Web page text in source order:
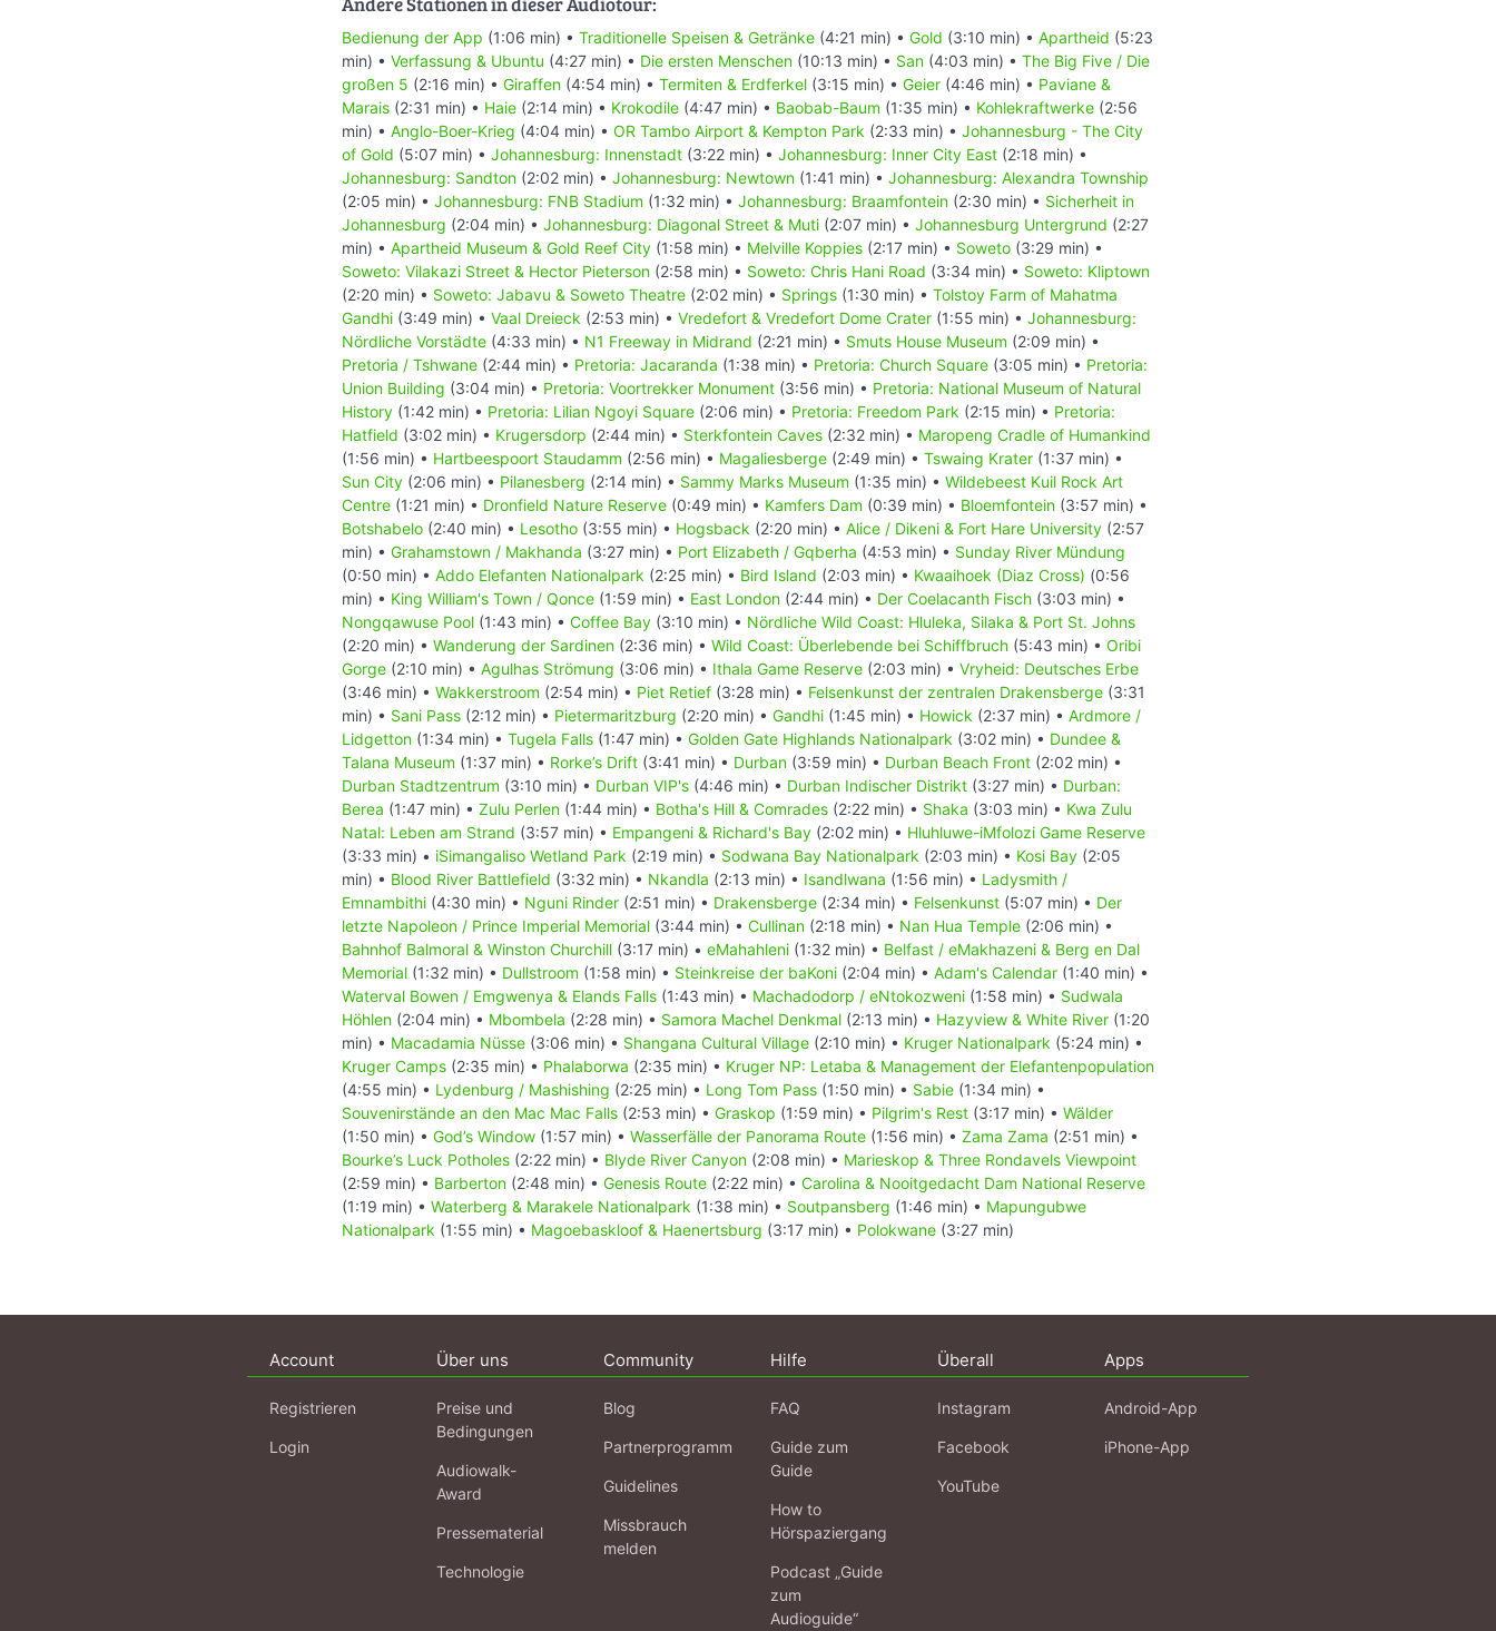
Bedienung der App (1:06 min) • Traditionelle Speisen & Getränke (4:21 min) • Gold (3:10 min) • Apartheid (5:23
min) • Verfassung & Ubuntu (4:27 min) • Die ersten Menschen (10:13 min) • San (4:03 min) • The Big Five / Die
großen 5 (2:16 min) • Giraffen (4:54 min) • Termiten & Erdferkel (3:15 min) • Geier (4:46 min) • Paviane &
Marais (2:31 min) • Haie (2:14 min) • Krokodile (4:47 min) • Baobab-Baum (1:35 min) • Kohlekraftwerke (2:56
min) • Anglo-Boer-Krieg (4:04 min) • OR Tambo Airport & Kempton Park (2:33 min) • Johannesburg - The City
of Gold (5:07 min) • Johannesburg: Innenstadt (3:22 min) • Johannesburg: Inner City East (2:18 min) •
Johannesburg: Sandton (2:02 min) • Johannesburg: Newtown (1:41 min) • Johannesburg: Alexandra Township
(2:05 min) • Johannesburg: FNB Stadium (1:32 min) • Johannesburg: Braamfontein (2:30 min) • Sicherheit in
Johannesburg (2:04 min) • Johannesburg: Diagonal Street & Muti (2:07 min) • Johannesburg Untergrund (2:27
min) • Apartheid Museum & Gold Reef City (1:58 min) • Melville Koppies (2:17 min) • Soweto (3:29 min) •
Soweto: Vilakazi Street & Hector Pieterson (2:58 min) • Soweto: Chris Hani Road (3:34 min) • Soweto: Kliptown
(2:20 min) • Soweto: Jabavu & Soweto Theatre (2:02 min) • Springs (1:30 min) • Tolstoy Farm of Mahatma
Gandhi (3:49 min) • Vaal Dreieck (2:53 min) • Vredefort & Vredefort Dome Crater (1:55 min) • Johannesburg:
Nördliche Vorstädte (4:33 min) • N1 Freeway in Midrand (2:21 min) • Smuts House Museum (2:09 min) •
Pretoria / Tshwane (2:44 min) • Pretoria: Jacaranda (1:38 min) • Pretoria: Church Square (3:05 min) • Pretoria:
Union Building (3:04 min) • Pretoria: Voortrekker Monument (3:56 min) • Pretoria: National Museum of Natural
History (1:42 min) • Pretoria: Lilian Ngoyi Square (2:06 min) • Pretoria: Freedom Park (2:15 min) • Pretoria:
Hatfield (3:02 min) • Krugersdorp (2:44 min) • Sterkfontein Caves (2:32 min) • Maropeng Cradle of Humankind
(1:56 min) • Hartbeespoort Staudamm (2:56 min) • Magaliesberge (2:49 min) • Tswaing Krater (1:37 min) •
Sun City (2:06 min) • Pilanesberg (2:14 min) • Sammy Marks Museum (1:35 min) • Wildebeest Kuil Rock Art
Centre (1:21 min) • Dronfield Nature Reserve (0:49 min) • Kamfers Dam (0:39 min) • Bloemfontein (3:57 min) •
Botshabelo (2:40 min) • Lesotho (3:55 min) • Hogsback (2:20 min) • Alice / Dikeni & Fort Hare University (2:57
min) • Grahamstown / Makhanda (3:27 min) • Port Elizabeth / Gqberha (4:53 min) • Sunday River Mündung
(0:50 min) • Addo Elefanten Nationalpark (2:25 min) • Bird Island (2:03 min) • Kwaaihoek (Diaz Cross) (0:56
min) • King William's Town / Qonce (1:59 min) • East London (2:44 min) • Der Coelacanth Fisch (3:03 min) •
Nongqawuse Pool (1:43 min) • Coffee Bay (3:10 min) • Nördliche Wild Coast: Hluleka, Silaka & Port St. Johns
(2:20 min) • Wanderung der Sardinen (2:36 min) • Wild Coast: Überlebende bei Schiffbruch (5:43 min) • Oribi
Gorge (2:10 min) • Agulhas Strömung (3:06 min) • Ithala Game Reserve (2:03 min) • Vryheid: Deutsches Erbe
(3:46 min) • Wakkerstroom (2:54 min) • Piet Retief (3:28 min) • Felsenkunst der zentralen Drakensberge (3:31
min) • Sani Pass (2:12 min) • Pietermaritzburg (2:20 min) • Gandhi (1:45 min) • Howick (2:37 min) • Ardmore /
Lidgetton (1:34 min) • Tugela Falls (1:47 min) • Golden Gate Highlands Nationalpark (3:02 min) • Dundee &
Talana Museum (1:37 min) • Rorke’s Drift (3:41 min) • Durban (3:59 min) • Durban Beach Front (2:02 min) •
Durban Stadtzentrum (3:10 min) • Durban VIP's (4:46 min) • Durban Indischer Distrikt (3:27 min) • Durban:
Berea (1:47 min) • Zulu Perlen (1:44 min) • Botha's Hill & Comrades (2:22 min) • Shaka (3:03 min) • Kwa Zulu
Natal: Leben am Strand (3:57 min) • Empangeni & Richard's Bay (2:02 min) • Hluhluwe-iMfolozi Game Reserve
(3:33 min) • iSimangaliso Wetland Park (2:19 min) • Sodwana Bay Nationalpark (2:03 min) • Kosi Bay (2:05
min) • Blood River Battlefield (3:32 min) • Nkandla (2:13 min) • Isandlwana (1:56 min) • Ladysmith /
Emnambithi (4:30 min) • Nguni Rinder (2:51 min) • Drakensberge (2:34 min) • Felsenkunst (5:07 min) • Der
letzte Napoleon / Prince Imperial Memorial (3:44 min) • Cullinan (2:18 min) • Nan Hua Temple (2:06 min) •
Bahnhof Balmoral & Winston Churchill (3:17 min) • eMahahleni (1:32 min) • Belfast / eMakhazeni & Berg en Dal
Memorial (1:32 min) • Dullstroom (1:58 min) • Steinkreise der baKoni (2:04 min) • Adam's Calendar (1:40 min) •
Waterval Bowen / Emgwenya & Elands Falls (1:43 min) • Machadodorp / eNtokozweni (1:58 min) • Sudwala
Höhlen (2:04 min) • Mbombela (2:28 min) • Samora Machel Denkmal (2:13 min) • Hazyview & White River (1:20
min) • Macadamia Nüsse (3:06 min) • Shangana Cultural Village (2:10 min) • Kruger Nationalpark (5:24 min) •
Kruger Camps (2:35 min) • Phalaborwa (2:35 min) • Kruger NP: Letaba & Management der Elefantenpopulation
(4:55 min) • Lydenburg / Mashishing (2:25 min) • Long Tom Pass (1:50 min) • Sabie (1:34 min) •
Souvenirstände an den Mac Mac Falls (2:53 min) • Graskop (1:59 min) • Pilgrim's Rest (3:17 min) • Wälder
(1:50 min) • God’s Window (1:57 min) • Wasserfälle der Panorama Route (1:56 min) • Zama Zama (2:51 min) •
Bourke’s Luck Potholes (2:22 min) • Blyde River Canyon (2:08 min) • Marieskop & Three Rondavels Viewpoint
(2:59 min) • Barberton (2:48 min) • Genesis Route (2:22 min) • Carolina & Nooitgedacht Dam National Reserve
(1:19 min) • Waterberg & Marakele Nationalpark (1:38 min) • Soutpansberg (1:46 min) • Mapungubwe
Nationalpark (1:55 min) • Magoebaskloof & Haenertsburg (3:17 min) • Polokwane (3:27 min)
Account
Registrieren
Login
Über uns
Preise und
Bedingungen
Audiowalk-
Award
Pressematerial
Technologie
Community
Blog
Partnerprogramm
Guidelines
Missbrauch
melden
Hilfe
FAQ
Guide zum
Guide
How to
Hörspaziergang
Podcast „Guide
zum
Audioguide“
Überall
Instagram
Facebook
YouTube
Apps
Android-App
iPhone-App